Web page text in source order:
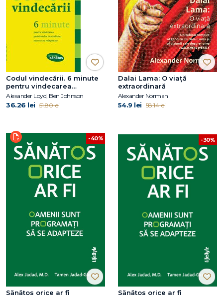
Codul vindecării. 6 minute
pentru vindecarea
problemelor de sănătate,
succes sau relaţionale
Alexander Loyd, Ben Johnson
36.26 lei 51.80 lei
Dalai Lama: O viață
extraordinară
Alexander Norman
54.9 lei 58.14 lei
-40%
Sănătos orice ar fi
-30%
Sănătos orice ar fi